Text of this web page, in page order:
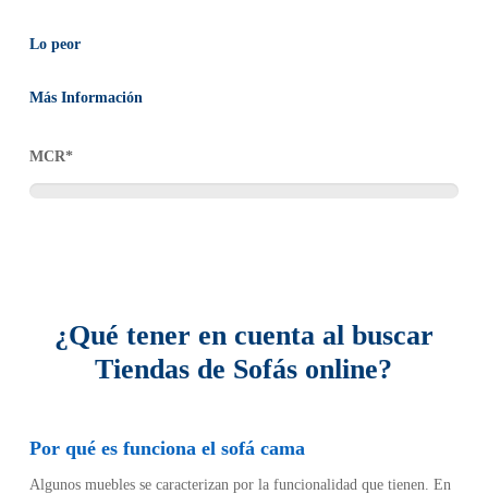
Cuenta con una cantidad variada de artículos.
Lo peor
No acepta pagos con PayPal ni con transferencia bancaria.
Más Información
MCR*
¿Qué tener en cuenta al buscar
Tiendas de Sofás online?
Por qué es funciona el sofá cama
Algunos muebles se caracterizan por la funcionalidad que tienen. En